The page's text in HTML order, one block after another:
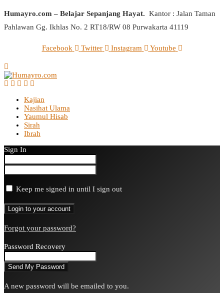
Humayro.com – Belajar Sepanjang Hayat. Kantor : Jalan Taman
Pahlawan Gg. Ikhlas No. 2 RT18/RW 08 Purwakarta 41119
Facebook Twitter Instagram Youtube
Kajian
Nasihat Ulama
Yaumul Hisab
Sirah
Ibrah
Sign In
Keep me signed in until I sign out
Forgot your password?
Password Recovery
A new password will be emailed to you.